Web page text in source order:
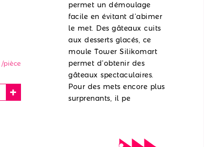
permet un démoulage
facile en évitant d’abimer
le met. Des gâteaux cuits
aux desserts glacés, ce
moule Tower Silikomart
permet d’obtenir des
gâteaux spectaculaires.
Pour des mets encore plus
surprenants, il pe
/pièce
+